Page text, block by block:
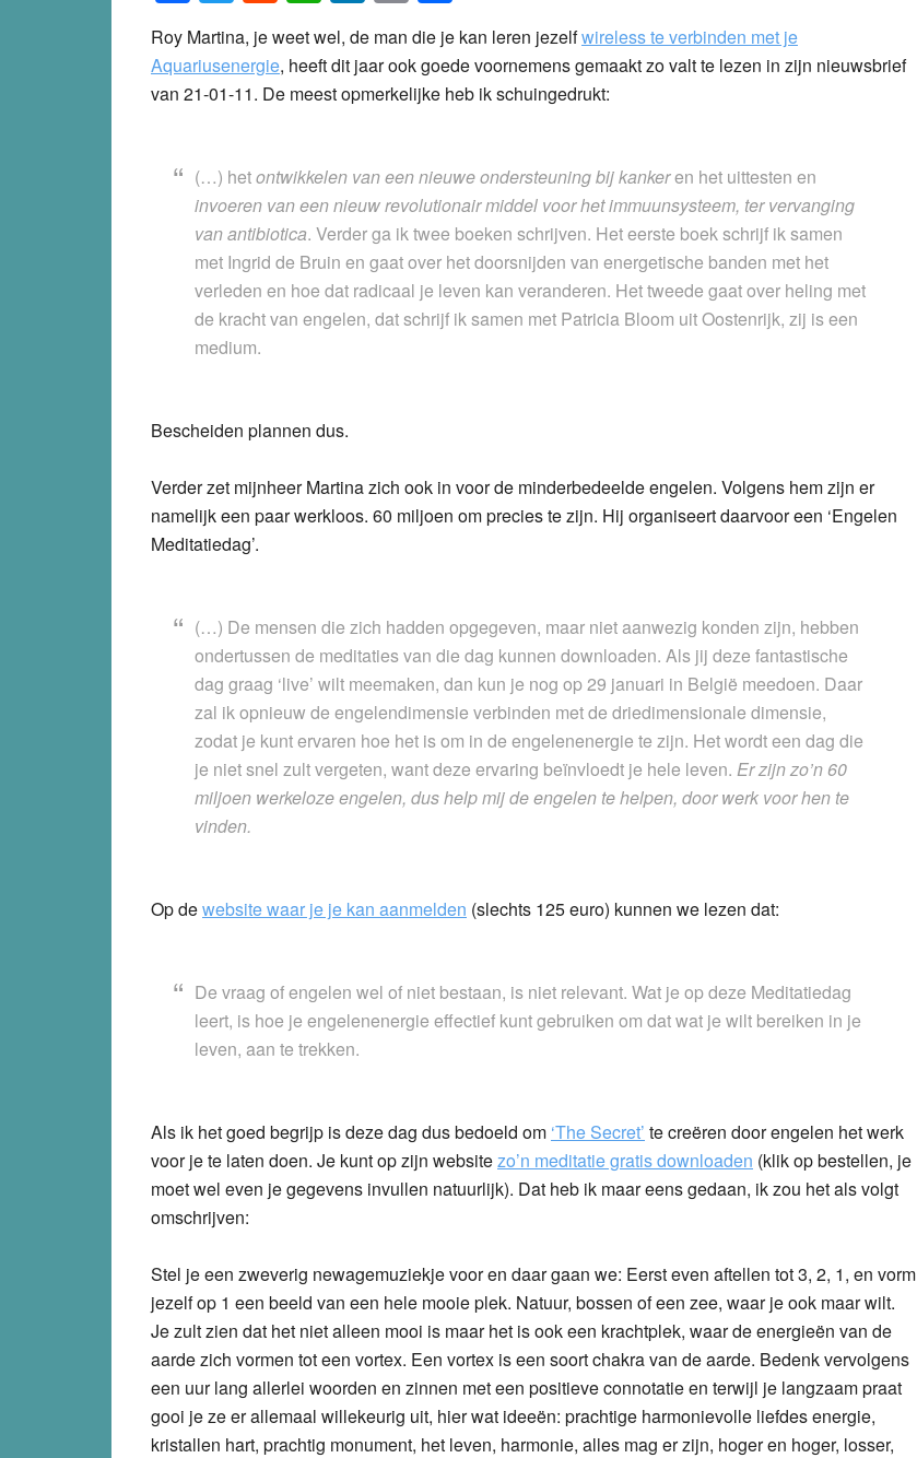
Roy Martina, je weet wel, de man die je kan leren jezelfwireless te verbinden met je
Aquariusenergie, heeft dit jaar ook goede voornemens gemaakt zo valt te lezen in zijn nieuwsbrief
van 21-01-11. De meest opmerkelijke heb ik schuingedrukt:
(…) hetontwikkelen van een nieuwe ondersteuning bij kankeren het uittesten en
invoeren van een nieuw revolutionair middel voor het immuunsysteem, ter vervanging
van antibiotica. Verder ga ik twee boeken schrijven. Het eerste boek schrijf ik samen
met Ingrid de Bruin en gaat over het doorsnijden van energetische banden met het
verleden en hoe dat radicaal je leven kan veranderen. Het tweede gaat over heling met
de kracht van engelen, dat schrijf ik samen met Patricia Bloom uit Oostenrijk, zij is een
medium.
Bescheiden plannen dus.
Verder zet mijnheer Martina zich ook in voor de minderbedeelde engelen. Volgens hem zijn er
namelijk een paar werkloos. 60 miljoen om precies te zijn. Hij organiseert daarvoor een ‘Engelen
Meditatiedag’.
(…) De mensen die zich hadden opgegeven, maar niet aanwezig konden zijn, hebben
ondertussen de meditaties van die dag kunnen downloaden. Als jij deze fantastische
dag graag ‘live’ wilt meemaken, dan kun je nog op 29 januari in België meedoen. Daar
zal ik opnieuw de engelendimensie verbinden met de driedimensionale dimensie,
zodat je kunt ervaren hoe het is om in de engelenenergie te zijn. Het wordt een dag die
je niet snel zult vergeten, want deze ervaring beïnvloedt je hele leven. Er zijn zo’n 60
miljoen werkeloze engelen, dus help mij de engelen te helpen, door werk voor hen te
vinden.
Op dewebsite waar je je kan aanmelden (slechts 125 euro) kunnen we lezen dat:
De vraag of engelen wel of niet bestaan, is niet relevant. Wat je op deze Meditatiedag
leert, is hoe je engelenenergie effectief kunt gebruiken om dat wat je wilt bereiken in je
leven, aan te trekken.
Als ik het goed begrijp is deze dag dus bedoeld om ‘The Secret’ te creëren door engelen het werk
voor je te laten doen. Je kunt op zijn websitezo’n meditatie gratis downloaden (klik op bestellen, je
moet wel even je gegevens invullen natuurlijk). Dat heb ik maar eens gedaan, ik zou het als volgt
omschrijven:
Stel je een zweverig newagemuziekje voor en daar gaan we: Eerst even aftellen tot 3, 2, 1, en vorm
jezelf op 1 een beeld van een hele mooie plek. Natuur, bossen of een zee, waar je ook maar wilt.
Je zult zien dat het niet alleen mooi is maar het is ook een krachtplek, waar de energieën van de
aarde zich vormen tot een vortex. Een vortex is een soort chakra van de aarde. Bedenk vervolgens
een uur lang allerlei woorden en zinnen met een positieve connotatie en terwijl je langzaam praat
gooi je ze er allemaal willekeurig uit, hier wat ideeën: prachtige harmonievolle liefdes energie,
kristallen hart, prachtig monument, het leven, harmonie, alles mag er zijn, hoger en hoger, losser,